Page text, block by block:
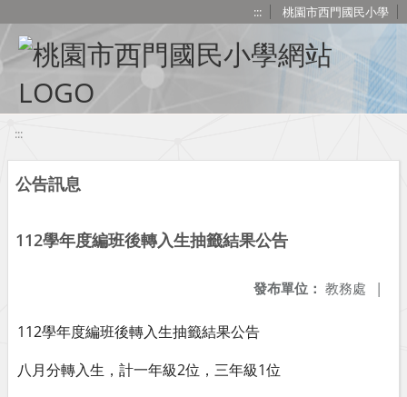
::: 桃園市西門國民小學
:::
公告訊息
112學年度編班後轉入生抽籤結果公告
發布單位： 教務處 |
112學年度編班後轉入生抽籤結果公告
八月分轉入生，計一年級2位，三年級1位